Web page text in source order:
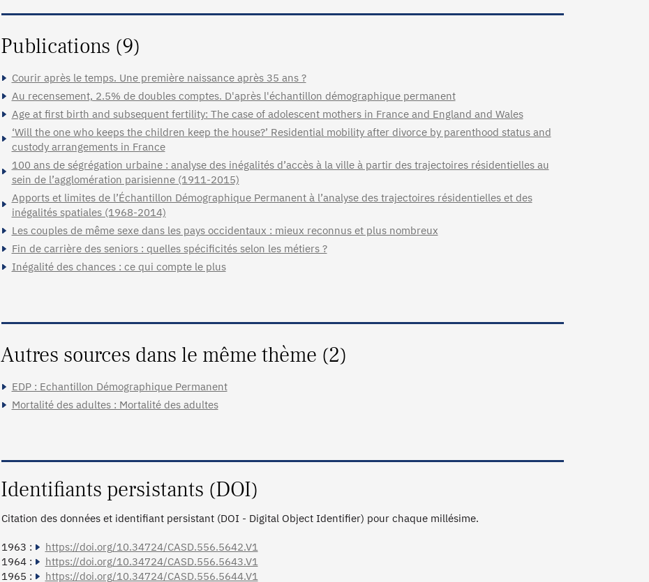
Publications (9)
Courir après le temps. Une première naissance après 35 ans ?
Au recensement, 2.5% de doubles comptes. D'après l'échantillon démographique permanent
Age at first birth and subsequent fertility: The case of adolescent mothers in France and England and Wales
‘Will the one who keeps the children keep the house?’ Residential mobility after divorce by parenthood status and
custody arrangements in France
100 ans de ségrégation urbaine : analyse des inégalités d’accès à la ville à partir des trajectoires résidentielles au
sein de l’agglomération parisienne (1911-2015)
Apports et limites de l’Échantillon Démographique Permanent à l’analyse des trajectoires résidentielles et des
inégalités spatiales (1968-2014)
Les couples de même sexe dans les pays occidentaux : mieux reconnus et plus nombreux
Fin de carrière des seniors : quelles spécificités selon les métiers ?
Inégalité des chances : ce qui compte le plus
Autres sources dans le même thème (2)
EDP : Echantillon Démographique Permanent
Mortalité des adultes : Mortalité des adultes
Identifiants persistants (DOI)
Citation des données et identifiant persistant (DOI - Digital Object Identifier) pour chaque millésime.
1963 :
https://doi.org/10.34724/CASD.556.5642.V1
1964 :
https://doi.org/10.34724/CASD.556.5643.V1
1965 :
https://doi.org/10.34724/CASD.556.5644.V1